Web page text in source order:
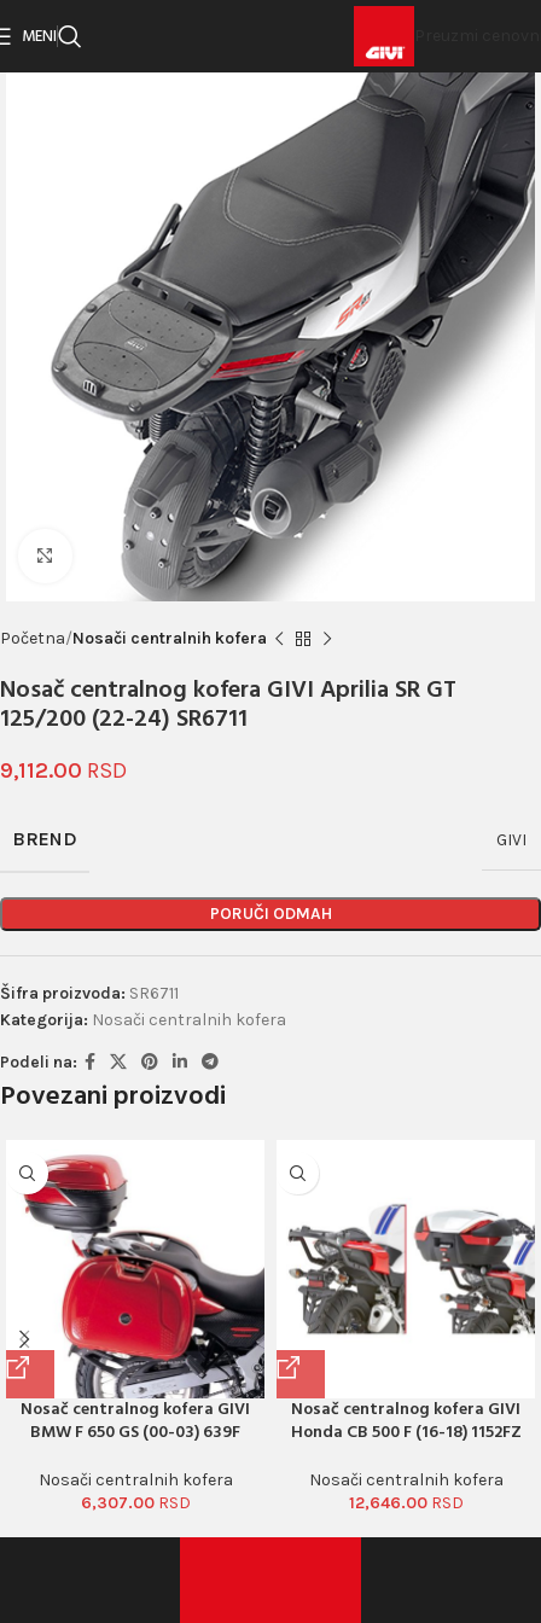
MENI
Click to enlarge
Početna Nosači centralnih kofera
Nosač centralnog kofera GIVI Aprilia SR GT
125/200 (22-24) SR6711
9,112.00
BREND GIVI
PORUČI ODMAH
Šifra proizvoda: SR6711
Kategorija: Nosači centralnih kofera
Podeli na:
Povezani proizvodi
Nosač centralnog kofera GIVI
BMW F 650 GS (00-03) 639F
Nosači centralnih kofera
6,307.00
Nosač centralnog kofera GIVI
Honda CB 500 F (16-18) 1152FZ
Nosači centralnih kofera
12,646.00